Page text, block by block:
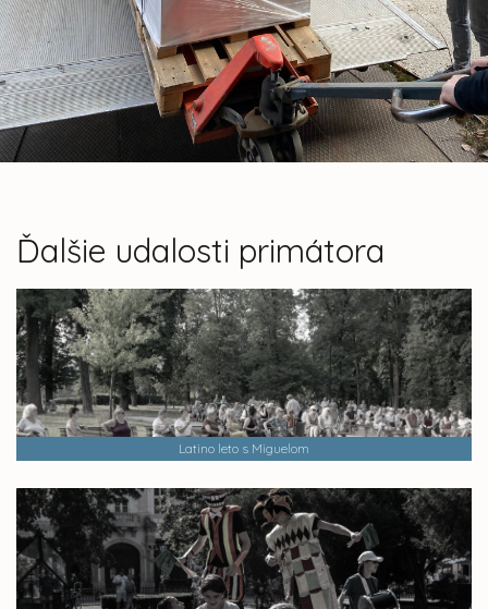
Ďalšie udalosti primátora
Latino leto s Miguelom